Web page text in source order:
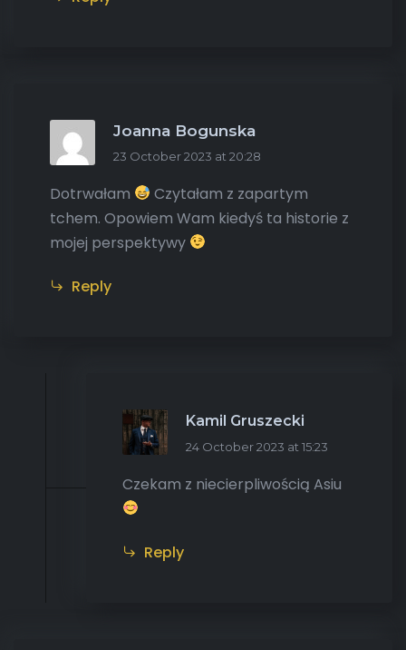
Joanna Bogunska
23 October 2023 at 20:28
Dotrwałam
Czytałam z zapartym
tchem. Opowiem Wam kiedyś ta historie z
mojej perspektywy
Reply
Kamil Gruszecki
24 October 2023 at 15:23
Czekam z niecierpliwością Asiu
Reply